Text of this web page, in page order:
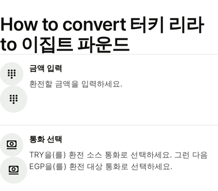
How to convert 터키 리라
to 이집트 파운드
금액 입력
환전할 금액을 입력하세요.
통화 선택
TRY을(를) 환전 소스 통화로 선택하세요. 그런 다음
EGP을(를) 환전 대상 통화로 선택하세요.